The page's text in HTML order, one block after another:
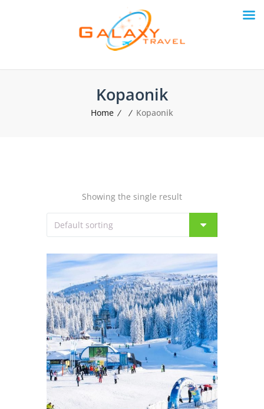
Kopaonik
Home Kopaonik
Showing the single result